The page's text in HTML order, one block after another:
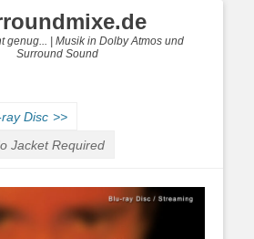
genug... | Musik in Dolby Atmos und
Surround Sound
Disc >>
Jacket Required